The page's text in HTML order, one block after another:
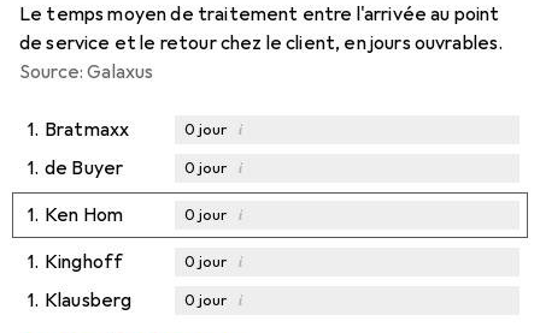
Le temps moyen de traitement entre l'arrivée au point
de service et le retour chez le client, en jours ouvrables.
Source: Galaxus
1. Bratmaxx 0 jour i
1. de Buyer 0 jour i
1. Ken Hom 0 jour i
1. Kinghoff 0 jour i
1. Klausberg 0 jour i